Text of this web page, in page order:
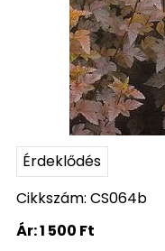
Érdeklődés
Cikkszám: CS064b
Ár:1 500 Ft